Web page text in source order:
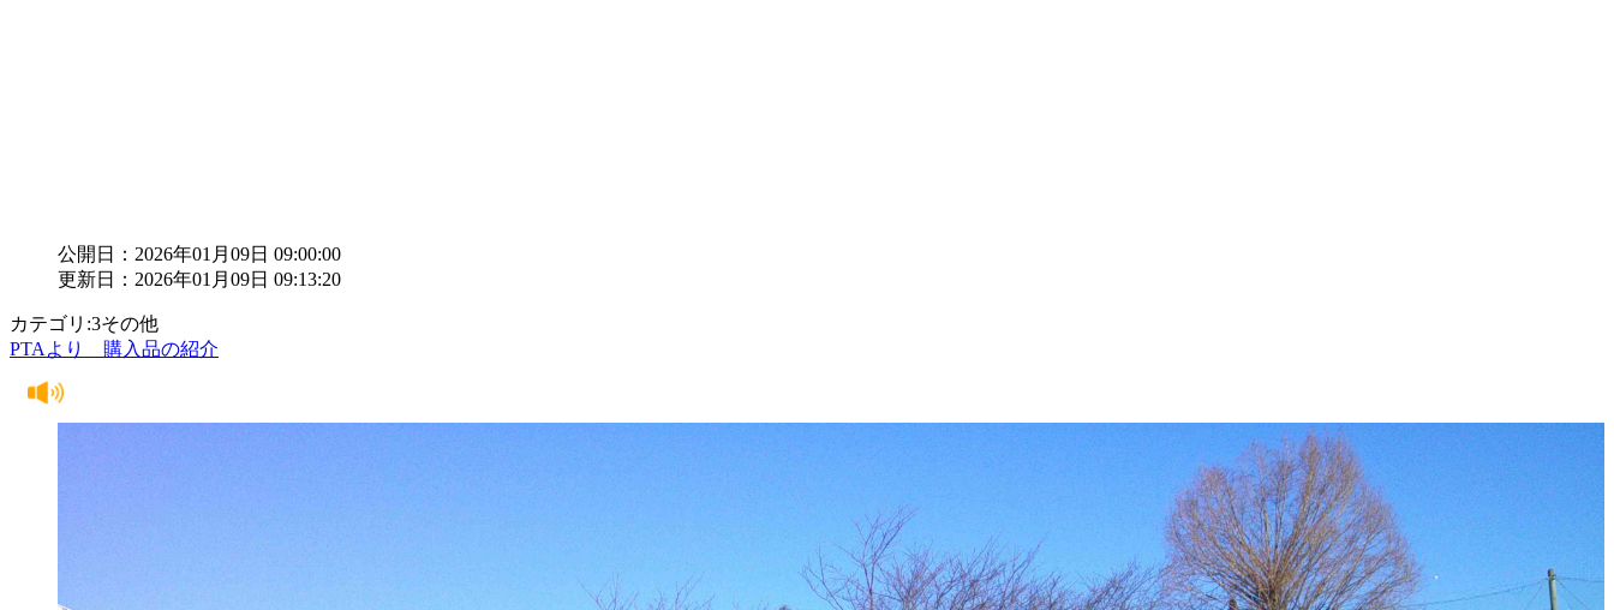
公開日：2026年01月09日 09:00:00
更新日：2026年01月09日 09:13:20
カテゴリ:3その他
PTAより 購入品の紹介